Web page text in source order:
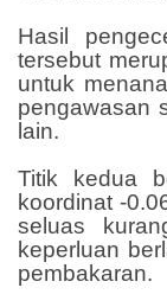
Hasil
tersebut
untuk
pengawasan
lain.
Titik kedua
koordinat -
seluas
keperluan
pembakaran.